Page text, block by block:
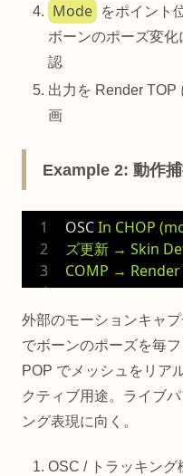
Mode
をポイント
ボーンのポーズ変
認
出力を Render TOP
画
Example 2: 動作
OSCIn CHOP
ズ更新 → Skin
COMP → Render
外部のモーションキャ
でボーンのポーズを毎
POP でメッシュをリア
クティブ用途。ライブ
ング表現に向く。
OSC / トラッキング